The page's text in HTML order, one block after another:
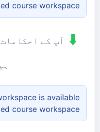
course workspace.
⬇️ آپ کے
is available
course workspace.